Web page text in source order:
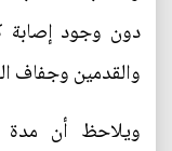
دون وجود إصابة
والقدمين وجفاف
ويلاحظ أن مدة